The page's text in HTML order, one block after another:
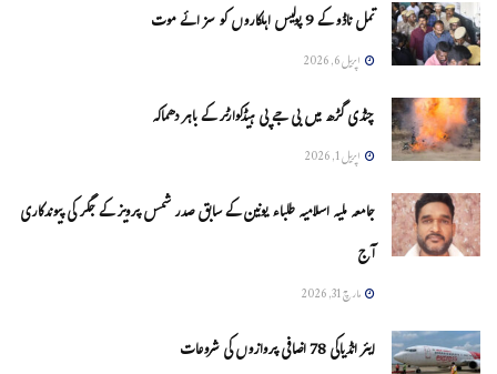
تمل ناڈو کے 9 پولیس اہلکاروں کو سزائے موت
اپریل 6, 2026
چنڈی گڑھ میں بی جے پی ہیڈکوارٹر کے باہر دھماکہ
اپریل 1, 2026
جامعہ ملیہ اسلامیہ طلباء یونین کے سابق صدر شمس پرویز کے جگر کی پیوندکاری
آج
مارچ 31, 2026
ایئر انڈیاکی 78 اضافی پروازوں کی شروعات